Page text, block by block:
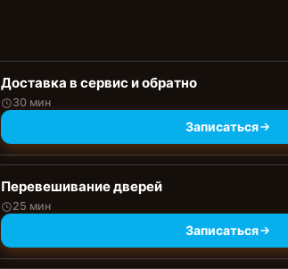
Доставка в сервис и обратно
30 мин
Записаться
Перевешивание дверей
25 мин
Записаться